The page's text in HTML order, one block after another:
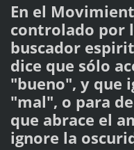
En el
controlado por
buscador
dice que sólo
"bueno", y que
"mal", o para
que abrace el
ignore la